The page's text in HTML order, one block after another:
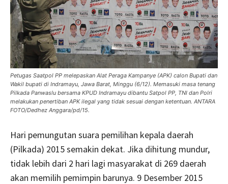
Petugas Saatpol PP melepaskan Alat Peraga Kampanye (APK) calon Bupati dan
Wakil bupati di Indramayu, Jawa Barat, Minggu (6/12). Memasuki masa tenang
Pilkada Panwaslu bersama KPUD Indramayu dibantu Satpol PP, TNI dan Polri
melakukan penertiban APK ilegal yang tidak sesuai dengan ketentuan. ANTARA
FOTO/Dedhez Anggara/pd/15.
Hari pemungutan suara pemilihan kepala daerah
(Pilkada) 2015 semakin dekat. Jika dihitung mundur,
tidak lebih dari 2 hari lagi masyarakat di 269 daerah
akan memilih pemimpin barunya. 9 Desember 2015